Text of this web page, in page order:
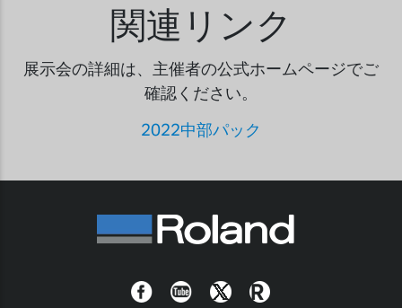
関連リンク
展示会の詳細は、主催者の公式ホームページでご
確認ください。
2022中部パック
FacebookYouTubeTwitterRoland